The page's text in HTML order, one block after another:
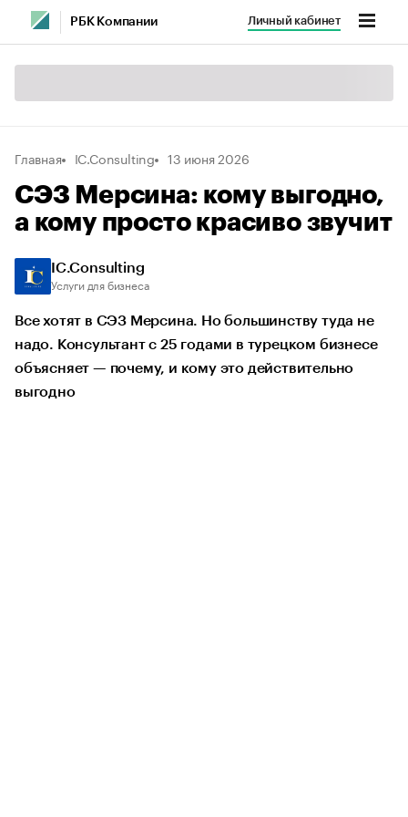
РБК Компании Личный кабинет
Главная IC.Consulting 13 июня 2026
СЭЗ Мерсина: кому выгодно,
а кому просто красиво звучит
IC.Consulting
Услуги для бизнеса
Все хотят в СЭЗ Мерсина. Но большинству туда не
надо. Консультант с 25 годами в турецком бизнесе
объясняет — почему, и кому это действительно
выгодно